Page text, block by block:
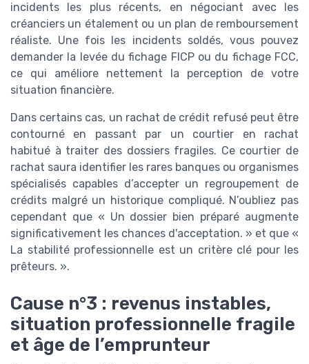
incidents les plus récents, en négociant avec les
créanciers un étalement ou un plan de remboursement
réaliste. Une fois les incidents soldés, vous pouvez
demander la levée du fichage FICP ou du fichage FCC,
ce qui améliore nettement la perception de votre
situation financière.
Dans certains cas, un rachat de crédit refusé peut être
contourné en passant par un courtier en rachat
habitué à traiter des dossiers fragiles. Ce courtier de
rachat saura identifier les rares banques ou organismes
spécialisés capables d’accepter un regroupement de
crédits malgré un historique compliqué. N’oubliez pas
cependant que « Un dossier bien préparé augmente
significativement les chances d'acceptation. » et que «
La stabilité professionnelle est un critère clé pour les
prêteurs. ».
Cause n°3 : revenus instables,
situation professionnelle fragile
et âge de l’emprunteur